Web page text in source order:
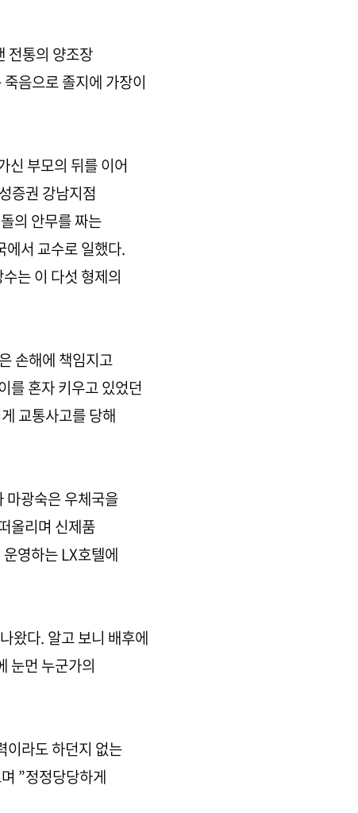
전통의 양조장
음으로 졸지에 가장이
신 부모의 뒤를 이어
증권 강남지점
의 안무를 짜는
에서 교수로 일했다.
는 이 다섯 형제의
손해에 책임지고
를 혼자 키우고 있었던
교통사고를 당해
마광숙은 우체국을
올리며 신제품
영하는 LX호텔에
왔다. 알고 보니 배후에
눈먼 누군가의
이라도 하던지 없는
”정정당당하게